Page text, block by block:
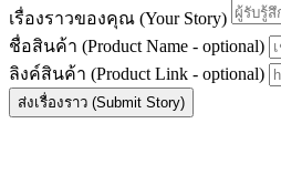
เรื่องราวของคุณ (Your Story)
ชื่อสินค้า (Product Name - optional)
ลิงค์สินค้า (Product Link - optional)
ส่งเรื่องราว (Submit Story)